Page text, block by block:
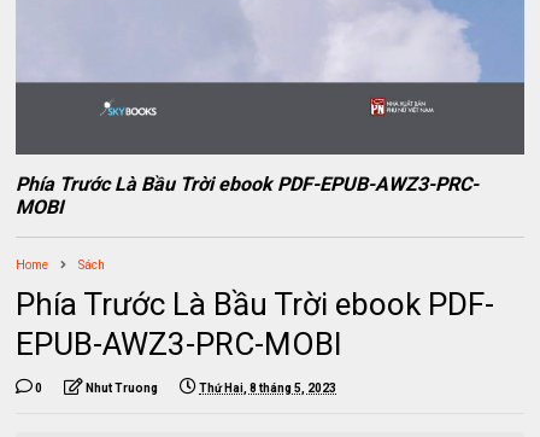
Phía Trước Là Bầu Trời ebook PDF-EPUB-AWZ3-PRC-
MOBI
Home Sách
Phía Trước Là Bầu Trời ebook PDF-
EPUB-AWZ3-PRC-MOBI
0 Nhut Truong Thứ Hai, 8 tháng 5, 2023